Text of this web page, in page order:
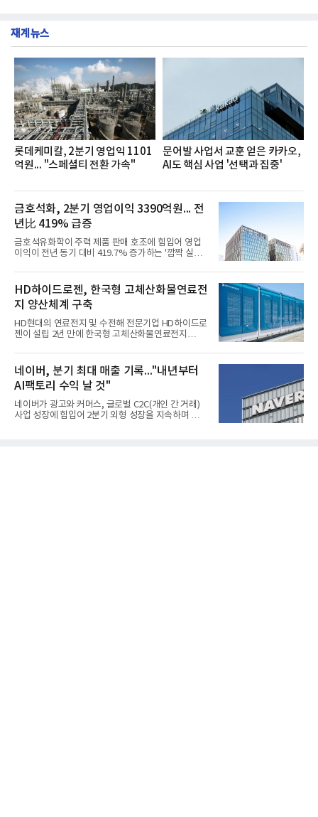
서도
영지원부 홍보팀과 2026년 새로이(e)＊가 공동 주관
쳐 진행됐다.참고로 새로이(e)는 NH농협캐피탈 MZ
세대들로(과장~계장) 구성된 자율 참여조직으로, 조
직문화 혁신과 업무 효율성 향상을 위한 다양한 활동
을 추진하며,새로운 변화와 이로운 영향력을 조직전
반에 전파하는 역할
재계뉴스
롯데케미칼, 2분기 영업익 1101
억원... "스페셜티 전환 가속"
문어발 사업서 교훈 얻은 카카오,
AI도 핵심 사업 '선택과 집중'
금호석화, 2분기 영업이익 3390억원... 전
년比 419% 급증
금호석유화학이 주력 제품 판매 호조에 힘입어 영업
이익이 전년 동기 대비 419.7% 증가하는 '깜짝 실
업이익이 3390억원으로 지난해 동기보다 419.7% 증
가한 것으로 잠정 집계됐다고 7일 공시했다.매출은 2
조2682억원으로 지난해 동기 대비 27.9% 증가했다.
순이익은 3004억원으로 420.4% 늘었다.이번 호실적
은 주력 제품인 NB라텍스와 합성수지 판매 호조가 견
인한 것으로 풀이된다. 미국의 중국산 의료용 고무장
갑 관세 인상 이후 동남아 장갑업체의 가동률이 높아
성이 개선됐다.금호석유
HD하이드로젠, 한국형 고체산화물연료전
지 양산체계 구축
HD현대의 연료전지 및 수전해 전문기업 HD하이드로
젠이 설립 2년 만에 한국형 고체산화물연료전지
본격적인 시장 공략에 나선다.HD하이드로젠은 최근
한국전기안전공사(KESCO)로부터 SOFC 발전설비
‘HD250’과 ‘HD300’, 제조시설에 대한 사용전검사를
완료하고 제품 양산체계 구축했다고 밝혔다.HD250
과 HD300은 각각 249kW급과 285kW급의 중소형 발
전용 SOFC 제품이다. 이번 검사를 통해 HD하이드로
젠은 제품과 제조시설의 전기설비 안전성과 적합성을
네이버, 분기 최대 매출 기록..."내년부터
AI팩토리 수익 날 것"
네이버가 광고와 커머스, 글로벌 C2C(개인 간 거래)
사업 성장에 힘입어 2분기 외형 성장을 지속하며 역대